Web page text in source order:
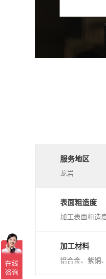
服务地区
龙岩
表面粗造度
加工表面粗造
加工材料
铝合金、紫铜